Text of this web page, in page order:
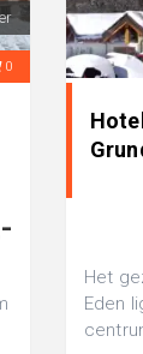
0
Het
Eden